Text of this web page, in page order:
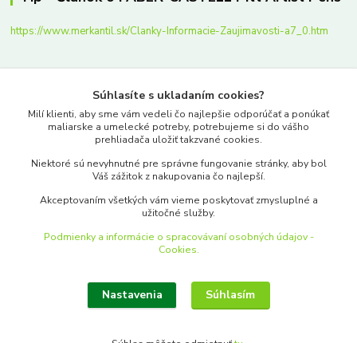
https://www.merkantil.sk/Clanky-Informacie-Zaujimavosti-a7_0.htm
Kde nás nájdete
Palackého 22
www.merkantil.sk
Súhlasíte s ukladaním cookies?
Milí klienti, aby sme vám vedeli čo najlepšie odporúčať a ponúkať
maliarske a umelecké potreby, potrebujeme si do vášho
prehliadača uložiť takzvané cookies.
Niektoré sú nevyhnutné pre správne fungovanie stránky, aby bol
Váš zážitok z nakupovania čo najlepší.
Akceptovaním všetkých vám vieme poskytovať zmysluplné a
užitočné služby.
Podmienky a informácie o spracovávaní osobných údajov -
Cookies.
Nastavenia Súhlasím